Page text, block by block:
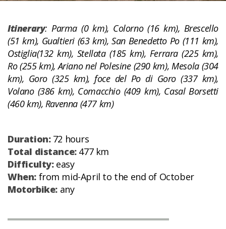
Itinerary: Parma (0 km), Colorno (16 km), Brescello
(51 km), Gualtieri (63 km), San Benedetto Po (111 km),
Ostiglia(132 km), Stellata (185 km), Ferrara (225 km),
Ro (255 km), Ariano nel Polesine (290 km), Mesola (304
km), Goro (325 km), foce del Po di Goro (337 km),
Volano (386 km), Comacchio (409 km), Casal Borsetti
(460 km), Ravenna (477 km)
Duration: 72 hours
Total distance: 477 km
Difficulty: easy
When: from mid-April to the end of October
Motorbike: any